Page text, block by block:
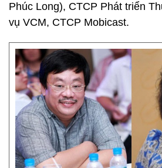
Phúc Long), CTCP Phát triển
vụ VCM, CTCP Mobicast.